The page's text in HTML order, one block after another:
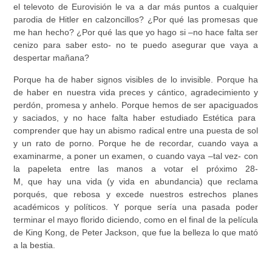
el televoto de Eurovisión le va a dar más puntos a cualquier
parodia de Hitler en calzoncillos? ¿Por qué las promesas que
me han hecho? ¿Por qué las que yo hago si –no hace falta ser
cenizo para saber esto- no te puedo asegurar que vaya a
despertar mañana?
Porque ha de haber signos visibles de lo invisible. Porque ha
de haber en nuestra vida preces y cántico, agradecimiento y
perdón, promesa y anhelo. Porque hemos de ser apaciguados
y saciados, y no hace falta haber estudiado Estética para
comprender que hay un abismo radical entre una puesta de sol
y un rato de porno. Porque he de recordar, cuando vaya a
examinarme, a poner un examen, o cuando vaya –tal vez- con
la papeleta entre las manos a votar el próximo 28-
M, que hay una vida (y vida en abundancia) que reclama
porqués, que rebosa y excede nuestros estrechos planes
académicos y políticos.
Y porque sería una pasada poder
terminar el mayo florido diciendo, como en el final de la película
de King Kong, de Peter Jackson, que fue la belleza lo que mató
a la bestia.